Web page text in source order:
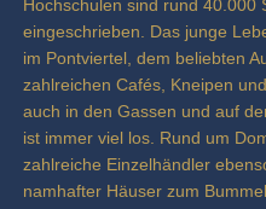
Hochschulen sind rund 40.000
eingeschrieben. Das junge
im Pontviertel, dem beliebten
zahlreichen Cafés, Kneipen
auch in den Gassen und auf
ist immer viel los. Rund um
zahlreiche Einzelhändler
namhafter Häuser zum